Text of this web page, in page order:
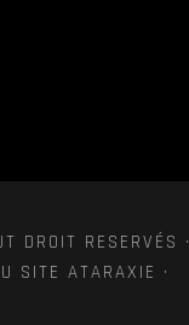
DROIT RESERVÉS ·
SITE ATARAXIE ·